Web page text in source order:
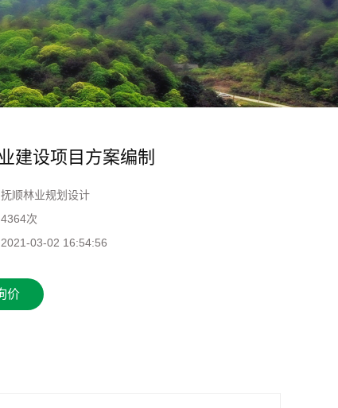
建设项目方案编制
抚顺林业规划设计
4364次
2021-03-02 16:54:56
价